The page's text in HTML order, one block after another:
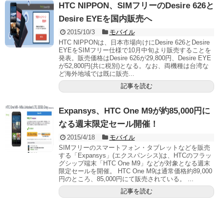
HTC NIPPON、SIMフリーのDesire 626と
Desire EYEを国内販売へ
2015/10/3
モバイル
HTC NIPPONは、日本市場向けにDesire 626とDesire
EYEをSIMフリー仕様で10月中旬より販売することを
発表。販売価格はDesire 626が29,800円、Desire EYE
が52,800円(共に税別)となる。なお、両機種は台湾な
ど海外地域では既に販売...
記事を読む
Expansys、HTC One M9が約85,000円に
なる週末限定セール開催！
2015/4/18
モバイル
SIMフリーのスマートフォン・タブレットなどを販売
する「Expansys」(エクスパンシス)は、HTCのフラッ
グシップ端末「HTC One M9」などが対象となる週末
限定セールを開催。 HTC One M9は通常価格約89,000
円のところ、85,000円にて販売されている。 ...
記事を読む